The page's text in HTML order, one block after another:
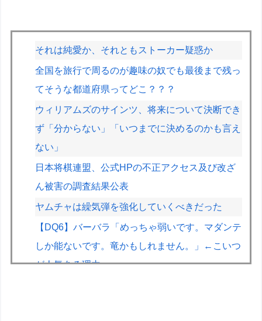
それは純愛か、それともストーカー疑惑か
全国を旅行で周るのが趣味の奴でも最後まで残っ
てそうな都道府県ってどこ？？？
ウィリアムズのサインツ、将来について決断でき
ず「分からない」「いつまでに決めるのかも言え
ない」
日本将棋連盟、公式HPの不正アクセス及び改ざ
ん被害の調査結果公表
ヤムチャは繰気弾を強化していくべきだった
【DQ6】バーバラ「めっちゃ弱いです。マダンテ
しか能ないです。竜かもしれません。」←こいつ
が人気ある理由